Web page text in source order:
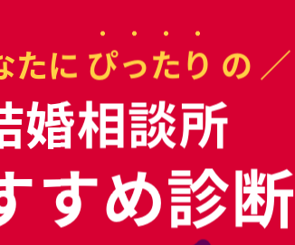
値観やお写真の印象などからお相手
仕事でお忙しい方には、ハンドメイ
イルに合わせたお相手探しが可能で
携しており、ツヴァイにしかいない
、トヨタ自動車労働組合、鹿島建設
たに ぴったり の ／
婚相談所
すめ診断